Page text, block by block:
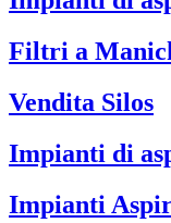
Filtri a
Vendita Silos
Impianti di
Impianti